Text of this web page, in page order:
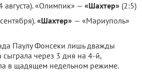
августа). «Олимпик» — «Шахтер» (2:5)
«Шахтер» — «Мариуполь»
Паулу Фонсеки лишь дважды
сыграла через 3 дня на 4-й,
в щадящем недельном режиме.